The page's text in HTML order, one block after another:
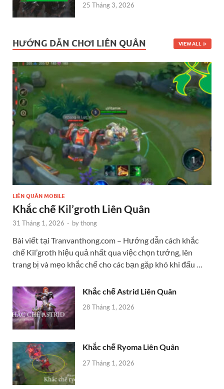
25 Tháng 3, 2026
HƯỚNG DẪN CHƠI LIÊN QUÂN VIEW ALL
LIÊN QUÂN MOBILE
Khắc chế Kil’groth Liên Quân
31 Tháng 1, 2026 - bythong
Bài viết tại Tranvanthong.com – Hướng dẫn cách khắc
chế Kil’groth hiệu quả nhất qua việc chọn tướng, lên
trang bị và mẹo khắc chế cho các bạn gặp khó khi đấu …
Khắc chế Astrid Liên Quân
28 Tháng 1, 2026
Khắc chế Ryoma Liên Quân
27 Tháng 1, 2026